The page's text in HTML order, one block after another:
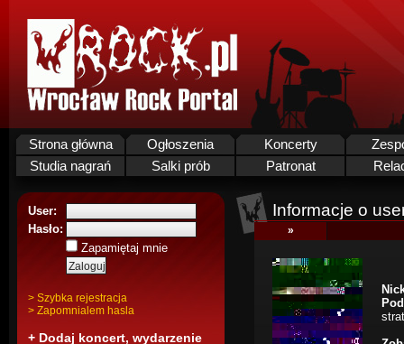
Strona główna Ogłoszenia Koncerty
Studia nagrań
Salki prób Patronat
User:
Hasło:
Zapamiętaj mnie
> Szybka rejestracja
> Zapomnialem hasla
+ Dodaj koncert, wydarzenie
Informacje o
»